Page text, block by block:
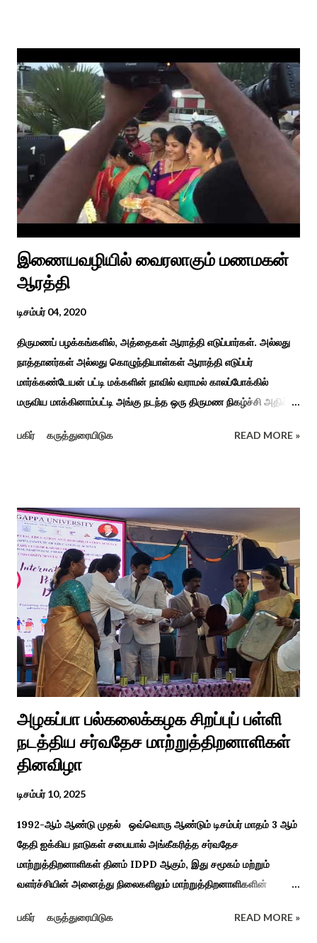
சங்க இலக்கியங்களுக்கு பின் காலகட்டத்திலும் 'புதுக்கலத்து எழுந்த
தீம்பால் பொங்கல்' என சிறப்பிக்கும் சீவக சிந்தாமணி. காலங்கள்
தோறும் தமிழர்களின் வாழ்வியல் அங்கமாக உள்ள பொங்கல் விழாவில்
தமிழர்கள் சொந்த பிள்ளைகளைப் போல கால்நடைகளை வளர்த்துப்
போற்றி உடன் விளையாடி மகிழ்வதும் இயற்கையுடன் இணைந்த
இயந்திரம் இல்லாத கால வாழ்க்கை முறையாகும். தொடர்ந்து உற்றார்
உறவுகளைக் கண்டு மகிழும் காணும் பொங்கல் இயற்கை, வாழ்வியல்
முறை, உறவுகள் சார்ந்த உயிர்ப்பான ...
இணையவழியில் வைரலாகும் மணமகன்
ஆரத்தி
டிசம்பர் 04, 2020
திருமணப் பழக்கங்களில், அத்தைகள் ஆராத்தி எடுப்பார்கள். அல்லது
நாத்தானர்கள் அல்லது கொழுந்தியாள்கள் ஆராத்தி எடுப்பர்
மார்க்கண்டேயன் பட்டி மக்களின் நாவில் வராமல் காலப்போக்கில்
மருவிய மாக்கினாம்பட்டி அங்கு நடந்த ஒரு திருமண நிகழ்ச்சி அதில்
ஆராத்தியெடுத்த கொழுந்தியாள்கள் பாடிய ஆராத்தி பாட்டு ஒன்று 30
வைரலாகிகி யது. தமிழகத்தில் ஒவ்வொரு குடும்பத்திற்கும் திருமணப்
பழக்க வழக்கங்கள் ஜாதிய சமூக ரீதியாக வேறுபடும். அந்த வகையில்,
ஆராத்தி எடுக்கும் முறையும் சற்று வேறுபடுடன் தான் இருக்கும்.அப்படி
திருமணம் ஒன்றில் கொழுந்தியாள்கள் மூன்று பேர் இணைந்து
மாப்பிள்ளைக்கு ஆராத்தி எடுத்துள்ளனர். அப்போது மாப்பிள்ளையைக்
கேலியாக நகைச்சுவை உணர்வு பொங்க பாடிய வரிகளை வைத்து
அவர்கள் பாடிய பாடல் இணையதளத்தில் வைரலாகிறது.“மாடு மேய்த்த
மச்சான்” என...
பகிர் கருத்துரையிடுக READ MORE »
அழகப்பா பல்கலைக்கழக சிறப்புப் பள்ளி
நடத்திய சர்வதேச மாற்றுத்திறனாளிகள்
தினவிழா
டிசம்பர் 10, 2025
1992-ஆம் ஆண்டு முதல் ஒவ்வொரு ஆண்டும் டிசம்பர் மாதம் 3 ஆம்
தேதி ஐக்கிய நாடுகள் சபையால் அங்கீகரித்த சர்வதேச
மாற்றுத்திறனாளிகள் தினம் IDPD ஆகும், இது சமூகம் மற்றும்
வளர்ச்சியின் அனைத்து நிலைகளிலும் மாற்றுத்திறனாளிகளின்
நோக்கமாகக் கொண்டது. சமூகத்தில் மாற்றுத்திறனாளிகளின்
பகிர் கருத்துரையிடுக READ MORE »